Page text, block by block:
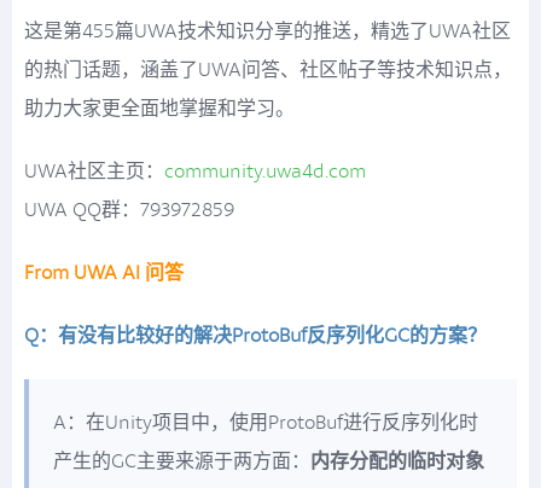
这是第455篇UWA技术知识分享的推送，精选了UWA社区
的热门话题，涵盖了UWA问答、社区帖子等技术知识点，
助力大家更全面地掌握和学习。
UWA社区主页： community.uwa4d.com
UWA QQ群：793972859
From UWA AI 问答
Q：有没有比较好的解决ProtoBuf反序列化GC的方案？
A：在Unity项目中，使用ProtoBuf进行反序列化时
产生的GC主要来源于两方面： 内存分配的临时对象